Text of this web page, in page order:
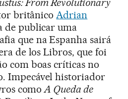
britânico Adrian
de publicar uma
que na Espanha sairá
de los Libros, que foi
com boas críticas no
Impecável historiador
comoA Queda de